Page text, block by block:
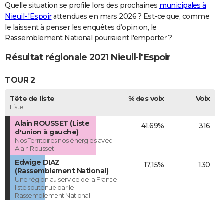
Quelle situation se profile lors des prochaines municipales à
Nieuil-l'Espoirattendues en mars 2026 ? Est-ce que, comme
le laissent à penser les enquêtes d’opinion, le
Rassemblement National pourraient l'emporter ?
Résultat régionale 2021 Nieuil-l'Espoir
TOUR 2
Tête de liste
Liste
% des voix Voix
Alain ROUSSET (Liste
d'union à gauche)
Nos Territoires nos énergies avec
Alain Rousset
41,69% 316
Edwige DIAZ
(Rassemblement National)
Une région au service de la France
liste soutenue par le
Rassemblement National
17,15% 130